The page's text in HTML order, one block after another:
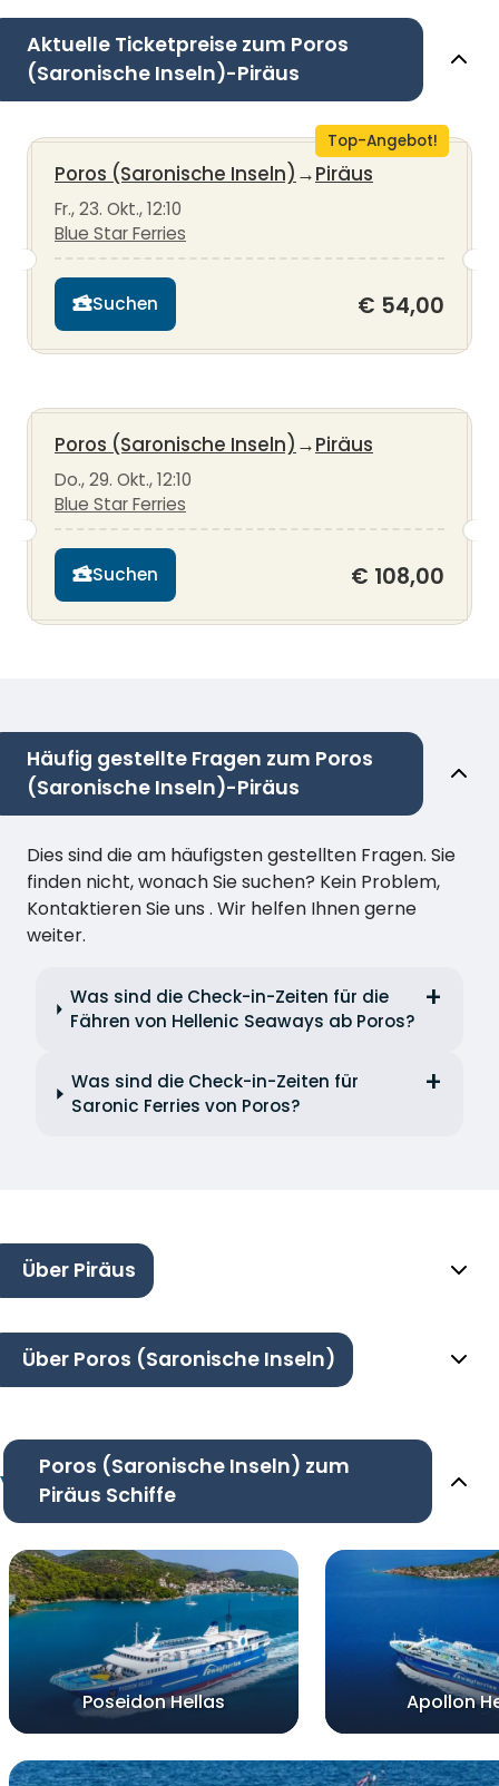
Aktuelle Ticketpreise zum Poros
(Saronische Inseln)-Piräus
Top-Angebot!
Poros (Saronische Inseln) →Piräus
Fr., 23. Okt., 12:10
Blue Star Ferries
Suchen € 54,00
Poros (Saronische Inseln) →Piräus
Do., 29. Okt., 12:10
Blue Star Ferries
Suchen € 108,00
Häufig gestellte Fragen zum Poros
(Saronische Inseln)-Piräus
Dies sind die am häufigsten gestellten Fragen. Sie
finden nicht, wonach Sie suchen? Kein Problem,
Kontaktieren Sie uns . Wir helfen Ihnen gerne
weiter.
Was sind die Check-in-Zeiten für die
Fähren von Hellenic Seaways ab Poros?
Was sind die Check-in-Zeiten für
Saronic Ferries von Poros?
Über Piräus
Über Poros (Saronische Inseln)
Poros (Saronische Inseln) zum
Piräus Schiffe
Poseidon Hellas Apollon